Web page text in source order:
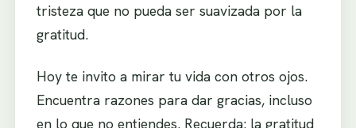
tristeza que no pueda ser suavizada por la
gratitud.
Hoy te invito a mirar tu vida con otros ojos.
Encuentra razones para dar gracias, incluso
en lo que no entiendes. Recuerda: la gratitud